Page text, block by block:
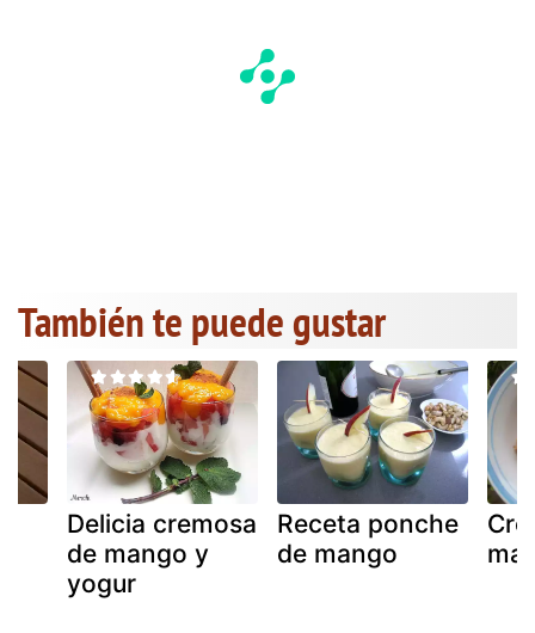
También te puede gustar
Delicia cremosa
de mango y
yogur
Receta ponche
de mango